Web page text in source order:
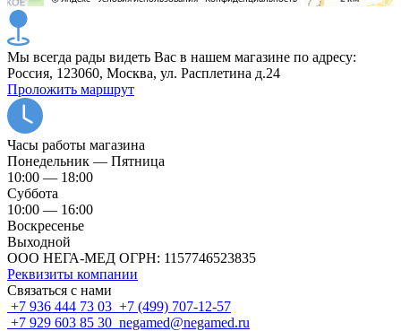
Мы всегда рады видеть Вас в нашем магазине по адресу:
Россия, 123060, Москва, ул. Расплетина д.24
Проложить маршрут
Часы работы магазина
Понедельник — Пятница
10:00 — 18:00
Суббота
10:00 — 16:00
Воскресенье
Выходной
ООО НЕГА-МЕД ОГРН: 1157746523835
Реквизиты компании
Связаться с нами
+7 936 444 73 03 +7 (499) 707-12-57
+7 929 603 85 30 negamed@negamed.ru